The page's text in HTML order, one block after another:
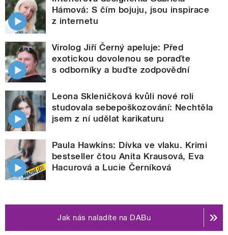
Hámová: S čím bojuju, jsou inspirace
z internetu
Virolog Jiří Černý apeluje: Před
exotickou dovolenou se poraďte
s odborníky a buďte zodpovědní
Leona Skleničková kvůli nové roli
studovala sebepoškozování: Nechtěla
jsem z ní udělat karikaturu
Paula Hawkins: Dívka ve vlaku. Krimi
bestseller čtou Anita Krausová, Eva
Hacurová a Lucie Černíková
Jak nás naladíte na DABu